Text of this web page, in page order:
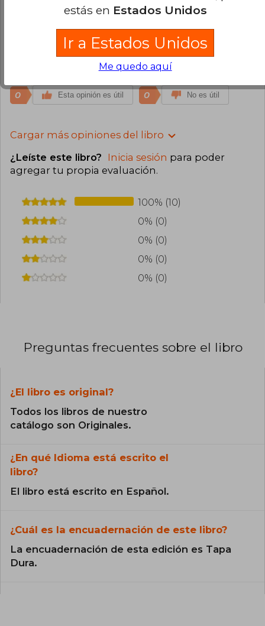
Denisse Salazar Herrera
Jueves 10 de
Febrero, 2022
Compra Verificada
El libro llegó super bien, es un excelente libro
0 Esta opinión es útil 0 No es útil
Cargar más opiniones del libro
¿Leíste este libro? Inicia sesión para poder
agregar tu propia evaluación.
100% (10)
0% (0)
0% (0)
0% (0)
0% (0)
Preguntas frecuentes sobre el libro
¿El libro es original?
Todos los libros de nuestro
catálogo son Originales.
¿En qué Idioma está escrito el
libro?
El libro está escrito en Español.
¿Cuál es la encuadernación de este libro?
La encuadernación de esta edición es Tapa
Dura.
estás en Estados Unidos
Ir a Estados Unidos
Me quedo aquí